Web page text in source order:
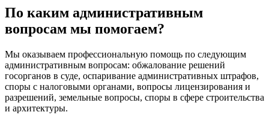
По каким административным
вопросам мы помогаем?
Мы оказываем профессиональную помощь по следующим
административным вопросам: обжалование решений
госорганов в суде, оспаривание административных штрафов,
споры с налоговыми органами, вопросы лицензирования и
разрешений, земельные вопросы, споры в сфере строительства
и архитектуры.